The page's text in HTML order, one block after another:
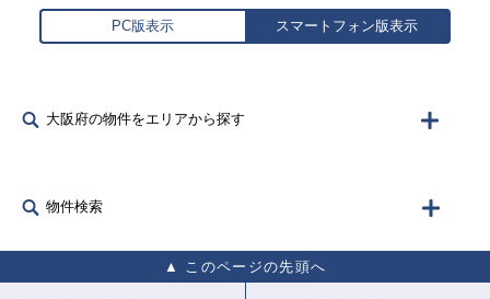
PC版表示 スマートフォン版表示
大阪府の物件をエリアから探す
物件検索
このページの先頭へ